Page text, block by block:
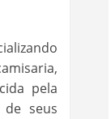
pela
seus